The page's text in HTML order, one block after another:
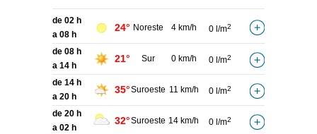
de 02 h
a 08 h
24° Noreste 4 km/h 0 l/m2
de 08 h
a 14 h
21° Sur 0 km/h 0 l/m2
de 14 h
a 20 h
35°Suroeste 11 km/h 0 l/m2
de 20 h
a 02 h
32°Suroeste 14 km/h 0 l/m2